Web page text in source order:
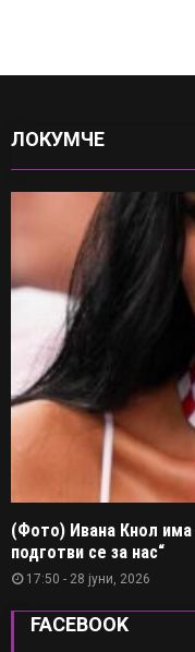
ЛОКУМЧЕ
(Фото) Ивана Кнол има
подготви се за нас“
17:50 - 28 јуни, 2026
FACEBOOK